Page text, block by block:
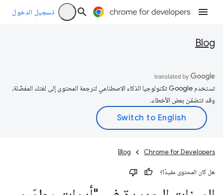
تسجيل الدخول
Blog
تستخدم Google تكنولوجيا الذكاء الاصطناعي لترجمة المحتوى إلى لغتك المفضّلة،
وقد تتضمّن بعض الأخطاء.
Chrome for Developers
Blog
هل كان المحتوى مفيدًا؟